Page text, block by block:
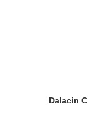
Dalacin C